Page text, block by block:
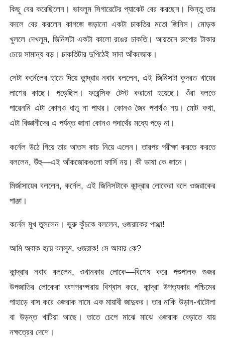
কিছু বের করেছিলেন। ভাবলুম সিগারেটের প্যাকেট বের করছেন। কিন্তু তার
বদলে বের করলেন কাগজে জড়ানো একটা চাকতির মতো জিনিস। মোড়ক
খুললে দেখলুম, জিনিসটা একটা কালো রঙের চাকতি। আয়তনে রুপোর টাকার
চেয়ে সামান্য বড়। চাকতিটার দুপিঠেই সাদা আঁকজোক।
সেটা কর্নেলের হাতে দিয়ে কান্দ্রার নবাব বললেন, এই জিনিসটা কুদরত খায়ের
লাশের কাছে। পড়েছিল। ফরেন্সিক টেস্ট করানো হয়েছে। ওঁরা বলতে
পারেননি এটা কোনও ধাতু না পাথর। কোনও জৈব পদার্থও নয়। মোট কথা,
এটা বিজ্ঞানীদের এ পর্যন্ত জানা কোনও পদার্থের মধ্যে পড়ে না।
কর্নেল উঠে গিয়ে তার আতস কাচ নিয়ে এলেন। তারপর পরীক্ষা করতে করতে
বললেন, উঁহু—এই আঁকজোকগুলো ফার্সি নয়। কী ভাষা কে জানে।
মির্জাসায়েব বললেন, কর্নেল, এই জিনিসটাকে কান্দ্রার লোকেরা বলে ওজরাকের
পাঞ্জা।
কর্নেল মুখ তুললেন। ভুরু কুঁচকে বললেন, ওজরাকের পাঞ্জা!
আমি অবাক হয়ে বললুম, ওজরাক! সে আবার কে?
কান্দ্রার নবাব বললেন, ওখানকার লোকে—বিশেষ করে পশুপালক গুজর
উপজাতির লোকেরা বংশপরম্পরায় বিশ্বাস করে, কান্দ্রা উপত্যকার পশ্চিমের
পাহাড়ে বাস করে ওজরাক নামে এক মায়াবী জাদুকর। তার নাকি উড়ান-খাটোলা
বা উড়ন্ত খাটিয়া আছে। তাতে চেপে মাঝে মাঝে ওজরাক বেড়াতে যায়
নক্ষত্রের দেশে।